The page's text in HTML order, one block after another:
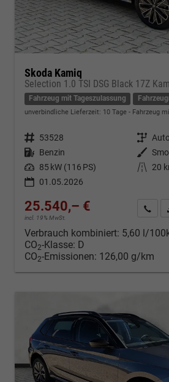
Skoda Kamiq
Selection 1.0 TSI DSG Black 17Z
Fahrzeug mit Tageszulassung
unverbindliche Lieferzeit: 10 Tage Fahrzeug
Fahrzeugnr. 53528 Getriebe
Kraftstoff Benzin Außenfarbe
Leistung 85 kW (116 PS) Kilometerstand
20
01.05.2026
25.540,– €
incl. 19% MwSt.
Verbrauch kombiniert: 5,60 l/
CO2-Klasse: D
CO2-Emissionen: 126,00 g/km